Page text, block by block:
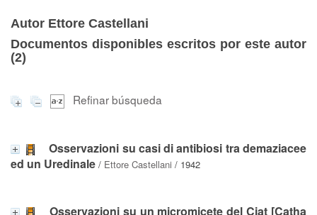
Autor Ettore Castellani
Documentos disponibles escritos por este autor
(2)
Refinar búsqueda
Osservazioni su casi di antibiosi tra demaziacee
ed un Uredinale / Ettore Castellani / 1942
Osservazioni su un micromicete del Ciat [Catha